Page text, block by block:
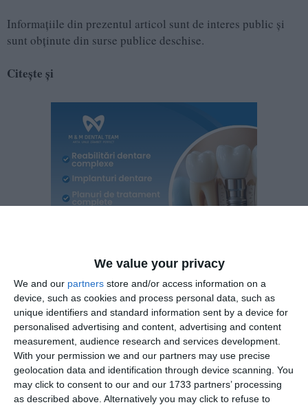
We value your privacy
We and our partners store and/or access information on a
device, such as cookies and process personal data, such as
unique identifiers and standard information sent by a device for
personalised advertising and content, advertising and content
measurement, audience research and services development.
With your permission we and our partners may use precise
geolocation data and identification through device scanning. You
may click to consent to our and our 1733 partners’ processing
as described above. Alternatively you may click to refuse to
Informațiile din prezentul articol sunt de interes public și
sunt obținute din surse publice deschise.
Citește și
Procurorul general îi solicită preşedintelui Iohannis aviz
pentru începerea urmăririi penale a lui Iliescu în dosarul
Mineriadei din iunie 1990